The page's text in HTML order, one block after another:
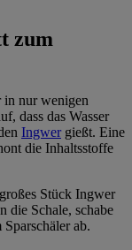
zum
nur wenigen
dass das Wasser
Ingwergießt. Eine
die Inhaltsstoffe
Stück Ingwer
die Schale, schabe
ab.